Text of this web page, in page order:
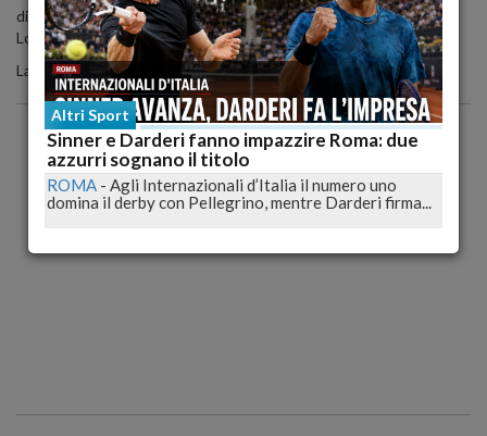
di lui non sarebbero nate le leggende di Rossi, Biaggi, Melandri,
Locatelli e Poggiali.
La sua storia va insegnata nelle scuole".
Altri Sport
Sinner e Darderi fanno impazzire Roma: due
azzurri sognano il titolo
ROMA - Agli Internazionali d’Italia il numero uno
domina il derby con Pellegrino, mentre Darderi firma...